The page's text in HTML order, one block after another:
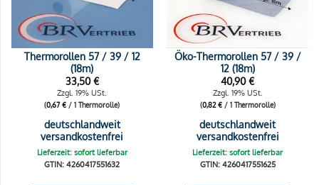
Thermorollen 57 / 39 / 12
(18m)
33,50€
Zzgl. 19% USt.
(0,67€ / 1 Thermorolle)
deutschlandweit
versandkostenfrei
Lieferzeit: sofort lieferbar
GTIN: 4260417551632
Öko-Thermorollen 57 / 39 /
12 (18m)
40,90€
Zzgl. 19% USt.
(0,82€/ 1 Thermorolle)
deutschlandweit
versandkostenfrei
Lieferzeit: sofort lieferbar
GTIN: 4260417551625